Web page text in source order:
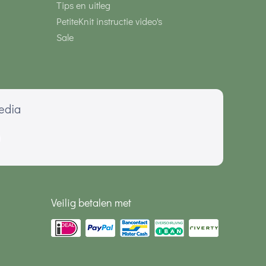
Tips en uitleg
PetiteKnit instructie video's
Sale
Veilig betalen met